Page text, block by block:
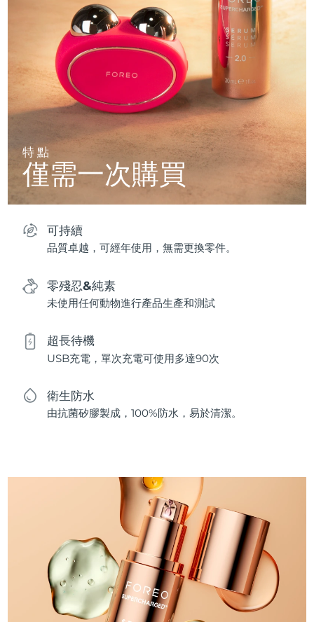
特點
僅需一次購買
可持續
品質卓越，可經年使用，無需更換零件。
零殘忍&純素
未使用任何動物進行產品生產和測試
超長待機
USB充電，單次充電可使用多達90次
衛生防水
由抗菌矽膠製成，100%防水，易於清潔。